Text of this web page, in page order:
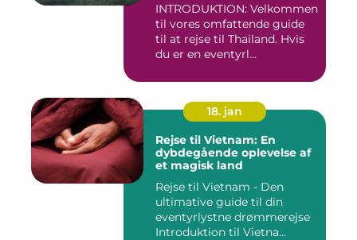
INTRODUKTION: Velkommen
til vores omfattende guide
til at rejse til Thailand. Hvis
du er en eventyrl...
18. jan
Rejse til Vietnam: En
dybdegående oplevelse af
et magisk land
Rejse til Vietnam - Den
ultimative guide til din
eventyrlystne drømmerejse
Introduktion til Vietna...